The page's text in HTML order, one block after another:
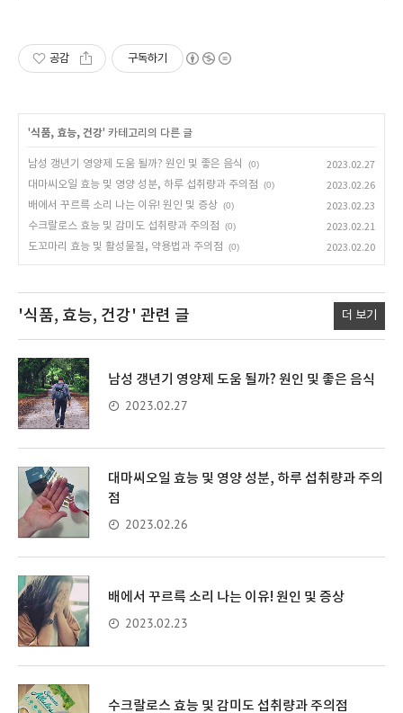
공감 구독하기
'식품, 효능, 건강' 카테고리의 다른 글
남성 갱년기 영양제 도움 될까? 원인 및 좋은 음식 (0)
2023.02.27
대마씨오일 효능 및 영양 성분, 하루 섭취량과 주의점
(0)
2023.02.26
배에서 꾸르륵 소리 나는 이유! 원인 및 증상 (0)
2023.02.23
수크랄로스 효능 및 감미도 섭취량과 주의점
(0)
2023.02.21
도꼬마리 효능 및 활성물질, 약용법과 주의점
(0) 2023.02.20
'식품, 효능, 건강' 관련 글 더 보기
남성 갱년기 영양제 도움 될까? 원인 및 좋은 음식
2023.02.27
대마씨오일 효능 및 영양 성분, 하루 섭취량과 주의
점
2023.02.26
배에서 꾸르륵 소리 나는 이유! 원인 및 증상
2023.02.23
수크랄로스 효능 및 감미도 섭취량과 주의점